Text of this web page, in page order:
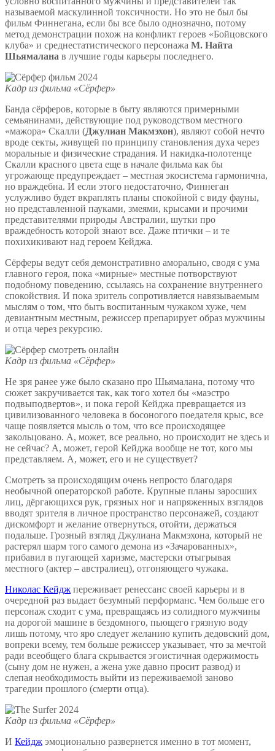
называемой маскулинной токсичности. Но это не был бы
фильм Финнегана, если бы все было однозначно, потому
метод демонстрации похож на конфликт героев «Бойцовского
клуба» и среднестатистического персонажа М. Найта
Шьямалана в лучшие годы карьеры последнего.
Кадр из фильма «Сёрфер»
Банда сёрферов, которые в быту являются примерными
семьянинами, действующие под руководством местного
«мажора» Скалли (Джулиан Макмэхон), являют собой нечто
вроде секты, живущей по принципу становления духа через
моральные и физические страдания. И накидка-полотенце
Скалли красного цвета еще в начале фильма как бы
угрожающе предупреждает – местная экосистема гармонична,
но враждебна. И если этого недостаточно, Финнеган
услужливо будет вкраплять планы спокойной с виду фауны,
но представленной пауками, змеями, крысами и прочими
представителями природы Австралии, шутки про
враждебность которой знают все. Даже птички – и те
похихикивают над героем Кейджа.
Сёрферы ведут себя демонстративно аморально, сводя с ума
главного героя, пока «мирные» местные потворствуют
подобному поведению, ссылаясь на сохранение внутреннего
спокойствия. И пока зритель сопротивляется навязываемым
мыслям о том, что быть воспитанным чужаком хуже, чем
девиантным местным, режиссер препарирует образ мужчины
и отца через рекурсию.
Кадр из фильма «Сёрфер»
Не зря ранее уже было сказано про Шьямалана, потому что
сюжет закручивается так, как того хотел бы «маэстро
подвыподвертов», и пока герой Кейджа превращается из
цивилизованного человека в босоногого поедателя крыс, все
чаще появляется мысль о том, что все происходящее
закольцовано. А, может, все реально, но происходит не здесь и
не сейчас? А, может, герой Кейджа вообще не тот, кого мы
представляем. А, может, его и не существует?
Смотреть за происходящим очень непросто благодаря
необычной операторской работе. Крупные планы заросших
лиц, дёргающихся рук, грязных ног и напряженных взглядов
вводят зрителя в личное пространство персонажей, создают
дискомфорт и желание отвернуться, отойти, держаться
подальше. Грозный взгляд Джулиана Макмэхона, который не
растерял шарм того самого демона из «Зачарованных»,
прибавил в пугающей харизме, мастерски отыгрывая
местного (актер – австралиец), отгоняющего чужака.
Николас Кейдж переживает ренессанс своей карьеры и в
очередной раз выдает безумный перформанс. Чем больше его
персонаж сходит с ума, превращаясь из солидного мужчины
на дорогой машине в бездомного, пьющего грязную воду
лишь потому, что яро следует желанию купить дедовский дом,
вопреки всему, тем больше режиссер указывает, что за мечтой
ради всеобщего блага скрывается эгоистичная одержимость
(сыну дом не нужен, а жена уже давно просит развод) и
слепая необходимость выйти из переживаемой заново
трагедии прошлого (смерти отца).
Кадр из фильма «Сёрфер»
И Кейдж эмоционально развернется именно в тот момент,